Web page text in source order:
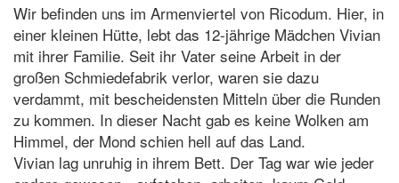
Wir befinden uns im Armenviertel von Ricodum. Hier, in
einer kleinen Hütte, lebt das 12-jährige Mädchen Vivian
mit ihrer Familie. Seit ihr Vater seine Arbeit in der
großen Schmiedefabrik verlor, waren sie dazu
verdammt, mit bescheidensten Mitteln über die Runden
zu kommen. In dieser Nacht gab es keine Wolken am
Himmel, der Mond schien hell auf das Land.
Vivian lag unruhig in ihrem Bett. Der Tag war wie jeder